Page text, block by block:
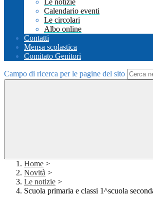
Le notizie
Calendario eventi
Le circolari
Albo online
Contatti
Mensa scolastica
Comitato Genitori
Campo di ricerca per le pagine del sito
Home >
Novità >
Le notizie >
Scuola primaria e classi 1^scuola